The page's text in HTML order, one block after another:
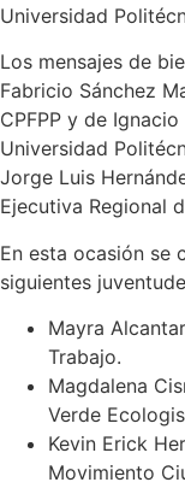
Universidad
Los mensajes de
Fabricio Sánchez
CPFPP y de
Universidad
Jorge Luis
Ejecutiva Regional
En esta ocasión se
siguientes
Mayra
Trabajo.
Magdalena
Verde
Kevin Erick
Movimiento